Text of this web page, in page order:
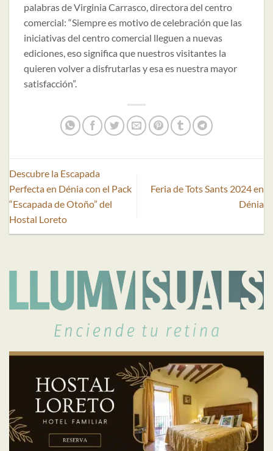
palabras de Virginia Carrasco, directora del centro
comercial: “Siempre es motivo de celebración que las
iniciativas del centro comercial lleguen a nuevas
ediciones, eso significa que nuestros visitantes la
quieren volver a disfrutarlas y esa es nuestra mayor
satisfacción”.
Descubre la Escapada
Perfecta en Dénia con el Pack
“Escapada de Otoño” del
Hostal Loreto
Feria de Tots Sants 2024 en
Dénia